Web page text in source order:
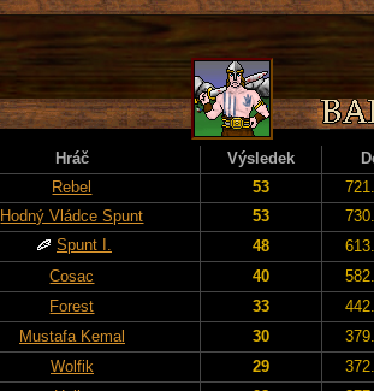
Hráč Výsledek
Rebel 53
Hodný Vládce Spunt 53
Spunt I. 48
Cosac 40
Forest 33
Mustafa Kemal 30
Wolfik 29